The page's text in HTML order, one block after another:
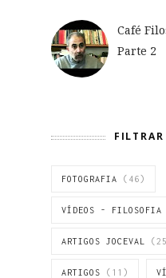
Café
Parte 2
FILTRAR
FOTOGRAFIA (46)
VÍDEOS - FILOSOFIA
ARTIGOS JOCEVAL
ARTIGOS (11)